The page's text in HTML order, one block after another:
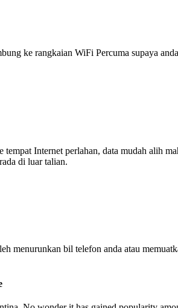
ke rangkaian WiFi Percuma supaya
Internet perlahan, data mudah alih
di luar talian.
menurunkan bil telefon anda atau